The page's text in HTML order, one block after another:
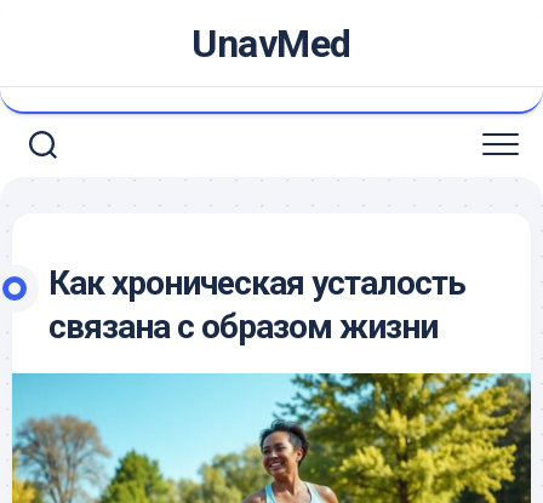
UnavMed
Как хроническая усталость
связана с образом жизни